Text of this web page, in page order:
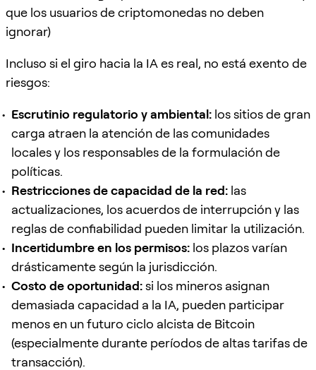
que los usuarios de criptomonedas no deben
ignorar)
Incluso si el giro hacia la IA es real, no está exento de
riesgos:
Escrutinio regulatorio y ambiental: los sitios de gran
carga atraen la atención de las comunidades
locales y los responsables de la formulación de
políticas.
Restricciones de capacidad de la red: las
actualizaciones, los acuerdos de interrupción y las
reglas de confiabilidad pueden limitar la utilización.
Incertidumbre en los permisos: los plazos varían
drásticamente según la jurisdicción.
Costo de oportunidad:si los mineros asignan
demasiada capacidad a la IA, pueden participar
menos en un futuro ciclo alcista de Bitcoin
(especialmente durante períodos de altas tarifas de
transacción).